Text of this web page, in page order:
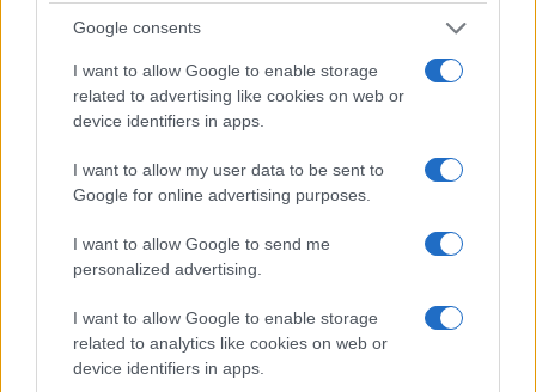
Google consents
I want to allow Google to enable storage
related to advertising like cookies on web or
device identifiers in apps.
I want to allow my user data to be sent to
Google for online advertising purposes.
I want to allow Google to send me
personalized advertising.
I want to allow Google to enable storage
related to analytics like cookies on web or
device identifiers in apps.
fenomeno, sorta di propaggine di un andazzo
vippone senza tribù proletaria al seguito: a
Sanremo vanno i figli di cantanti vivi o morti,
lieve brezza critica si irrigidisce come la giustizia
offesa, convoca, lui, i vertici, minaccia addii,
tragedia come in un romanzo di Camilleri, si è
fatto un dovere di lanciare la figlia, non si sa a che
titolo ma si capirà presto. Col grottesco per cui
uno speaker del telegiornale, che aveva osato
farci caso, è stato subito redarguito, punito –